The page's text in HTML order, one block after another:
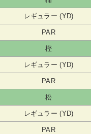
レギュラー (YD)
PAR
樫
レギュラー (YD)
PAR
松
レギュラー (YD)
PAR